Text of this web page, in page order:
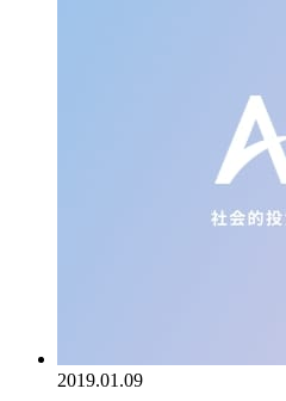
2019.01.09